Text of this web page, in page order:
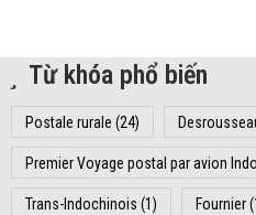
Từ khóa phổ biến
Postale rurale (24)
Premier Voyage postal par avion
Trans-Indochinois (1) Fournier